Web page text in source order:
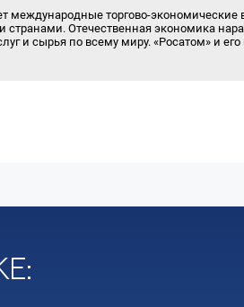
международные торгово-
странами. Отечественная экономика
и сырья по всему миру. «Росатом» и